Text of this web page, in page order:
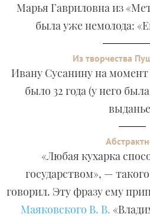
Марья Гавриловна из
была уже немолода:
Из творчества
Ивану Сусанину на
было 32 года (у него
«Любая кухарка
государством», —
говорил. Эту фразу ему
Маяковского В. В.